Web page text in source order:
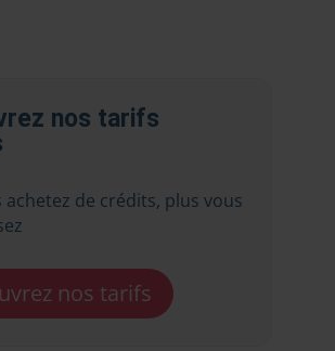
nos tarifs
achetez de crédits, plus vous
nos tarifs